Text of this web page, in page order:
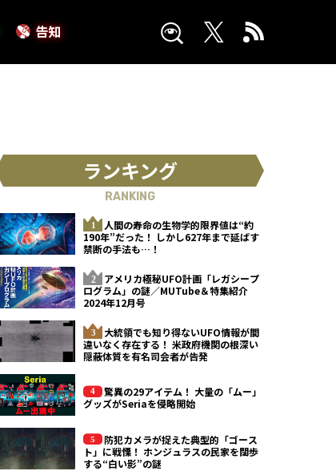
告知
ランキング
RANKING
人間の寿命の生物学的限界値は“約
190年”だった！ しかし627年まで延ばす
禁断の手法も…！
アメリカ極秘UFO計画「レガシープ
ログラム」の謎／MUTube＆特集紹介
2024年12月号
大統領でも知り得ないUFO情報が間
違いなく存在する！ 米政府機関の根深い
隠蔽体質を有名司会者が告発
驚異の29アイテム！ 大量の「ムー」
グッズがSeriaを侵略開始
防犯カメラが捉えた典型的「ゴース
ト」に戦慄！ ホンジュラスの民家を闊歩
する“白い影”の謎